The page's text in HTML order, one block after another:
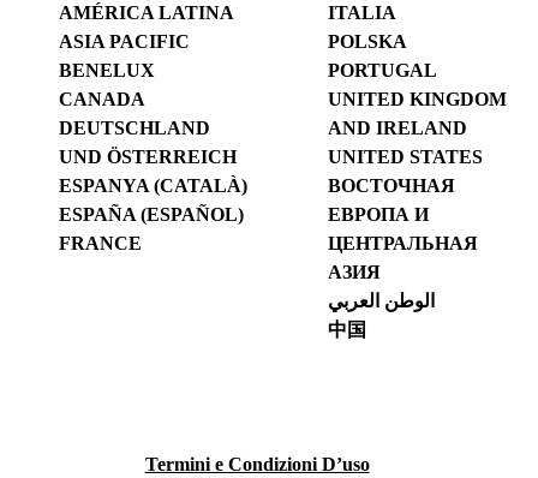
AMÉRICA LATINA
ASIA PACIFIC
BENELUX
CANADA
DEUTSCHLAND
UND ÖSTERREICH
ESPANYA (CATALÀ)
ESPAÑA (ESPAÑOL)
FRANCE
ITALIA
POLSKA
PORTUGAL
UNITED KINGDOM
AND IRELAND
UNITED STATES
ВОСТОЧНАЯ
ЕВРОПА И
ЦЕНТРАЛЬНАЯ
АЗИЯ
الوطن العربي
中国
Termini e Condizioni D’uso